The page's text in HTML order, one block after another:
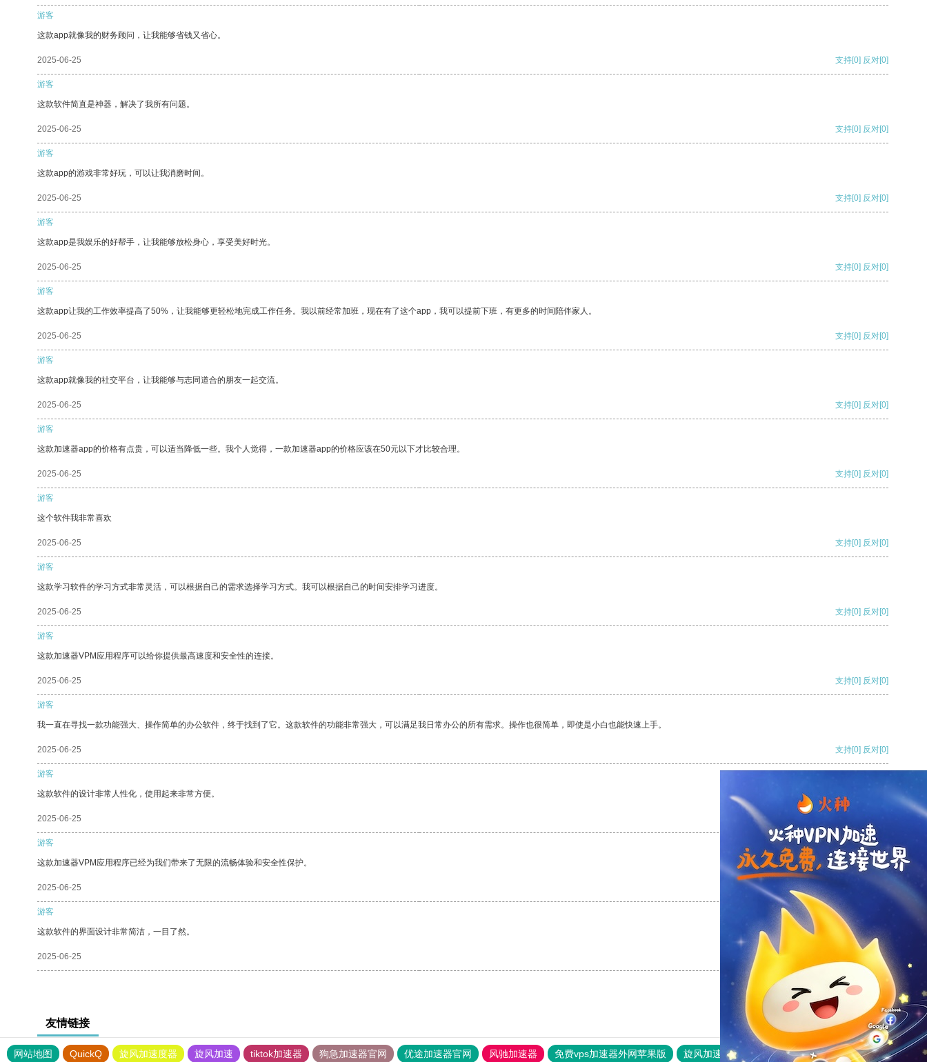
游客
这款app就像我的财务顾问，让我能够省钱又省心。
2025-06-25 支持[0] 反对[0]
游客
这款软件简直是神器，解决了我所有问题。
2025-06-25 支持[0] 反对[0]
游客
这款app的游戏非常好玩，可以让我消磨时间。
2025-06-25 支持[0] 反对[0]
游客
这款app是我娱乐的好帮手，让我能够放松身心，享受美好时光。
2025-06-25 支持[0] 反对[0]
游客
这款app让我的工作效率提高了50%，让我能够更轻松地完成工作任务。我以前经常加班，现在有了这个app，我可以提前下班，有更多的时间陪伴家人。
2025-06-25 支持[0] 反对[0]
游客
这款app就像我的社交平台，让我能够与志同道合的朋友一起交流。
2025-06-25 支持[0] 反对[0]
游客
这款加速器app的价格有点贵，可以适当降低一些。我个人觉得，一款加速器app的价格应该在50元以下才比较合理。
2025-06-25 支持[0] 反对[0]
游客
这个软件我非常喜欢
2025-06-25 支持[0] 反对[0]
游客
这款学习软件的学习方式非常灵活，可以根据自己的需求选择学习方式。我可以根据自己的时间安排学习进度。
2025-06-25 支持[0] 反对[0]
游客
这款加速器VPM应用程序可以给你提供最高速度和安全性的连接。
2025-06-25 支持[0] 反对[0]
游客
我一直在寻找一款功能强大、操作简单的办公软件，终于找到了它。这款软件的功能非常强大，可以满足我日常办公的所有需求。操作也很简单，即使是小白也能快速上手。
2025-06-25 支持[0] 反对[0]
游客
这款软件的设计非常人性化，使用起来非常方便。
2025-06-25
游客
这款加速器VPM应用程序已经为我们带来了无限的流畅体验和安全性保护。
2025-06-25 反对
游客
这款软件的界面设计非常简洁，一目了然。
2025-06-25 反对[0]
友情链接
网站地图 QuickQ 旋风加速度器 旋风加速 tiktok加速器 狗急加速器官网 优途加速器官网 风驰加速器 免费vps加速器外网苹果版 旋风加速度器 快连加速器